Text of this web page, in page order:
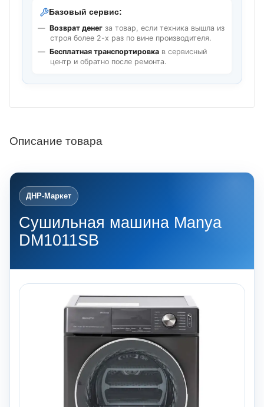
Базовый сервис:
Возврат денег за товар, если техника вышла из
строя более 2-х раз по вине производителя.
Бесплатная транспортировка в сервисный
центр и обратно после ремонта.
Описание товара
ДНР-Маркет
Сушильная машина Manya
DM1011SB